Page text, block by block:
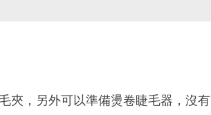
夾，另外可以準備燙卷睫毛器，沒有